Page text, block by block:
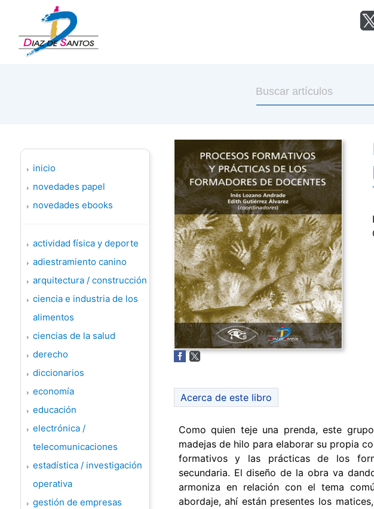
inicio
novedades papel
novedades ebooks
actividad física y deporte
adiestramiento canino
arquitectura / construcción
ciencia e industria de los
alimentos
ciencias de la salud
derecho
diccionarios
economía
educación
electrónica /
telecomunicaciones
estadística / investigación
operativa
gestión de empresas
Acerca de este libro
Como quien teje una prenda, este
madejas de hilo para elaborar su propia
formativos y las prácticas de los
secundaria. El diseño de la obra va
armoniza en relación con el tema
abordaje, ahí están presentes los